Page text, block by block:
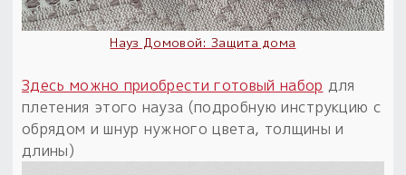
Пыльный сундучок
большое обновление
Товары со скидкой
Новинки
Товары недели
Науз Домовой: Защита дома
Здесь можно приобрести готовый набор для
плетения этого науза (подробную инструкцию с
обрядом и шнур нужного цвета, толщины и
длины)